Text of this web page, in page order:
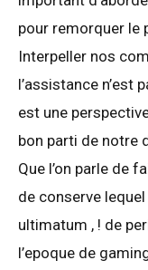
pour remorquer le
Interpeller nos
l’assistance n’est
est une
bon parti de notre
Que l’on parle de
de conserve
ultimatum , ! de
l’epoque de